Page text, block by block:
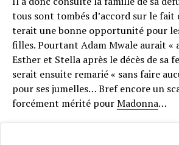
tous sont tombés d’ac­cord sur le
te­rait une bonne oppor­tu­nité pour
filles. Pourtant A­dam Mwale aurait «
Esther et Stella après le décès de sa
serait ensuite rema­rié « sans faire
pour ses jumelles… Bref encore un
forcément mérité pourMadonna…